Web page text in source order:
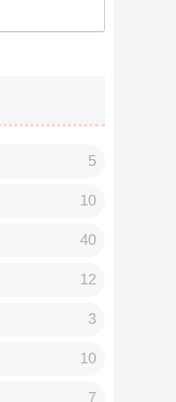
5
10
40
12
3
10
7